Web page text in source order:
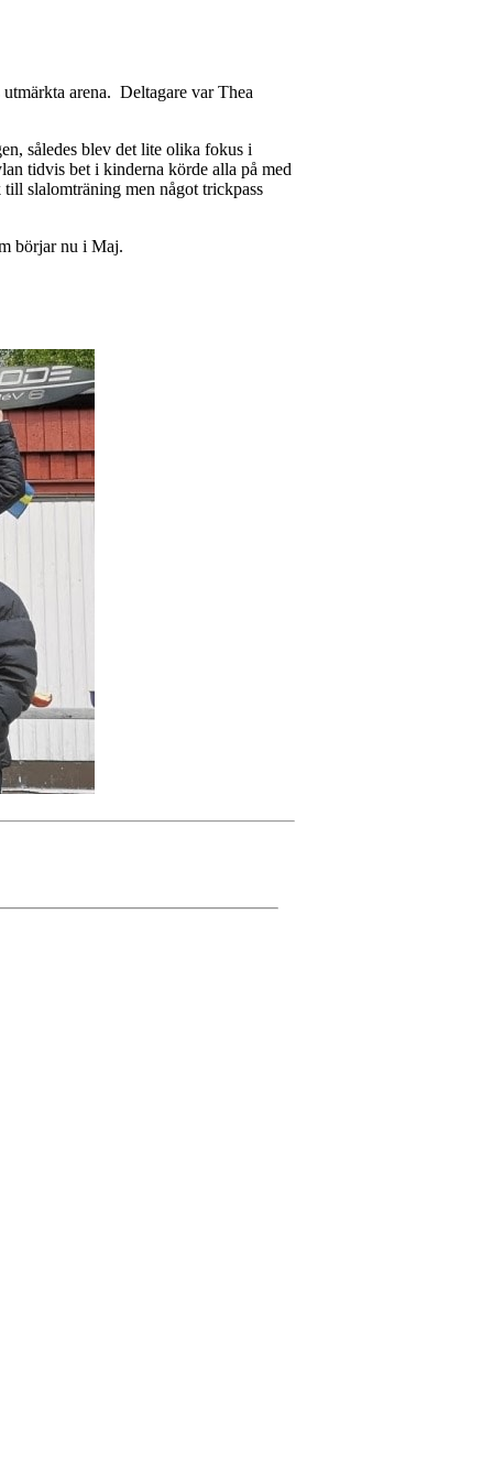
arena. Deltagare var Thea
således blev det lite olika fokus i
tidvis bet i kinderna körde alla på med
slalomträning men något trickpass
börjar nu i Maj.